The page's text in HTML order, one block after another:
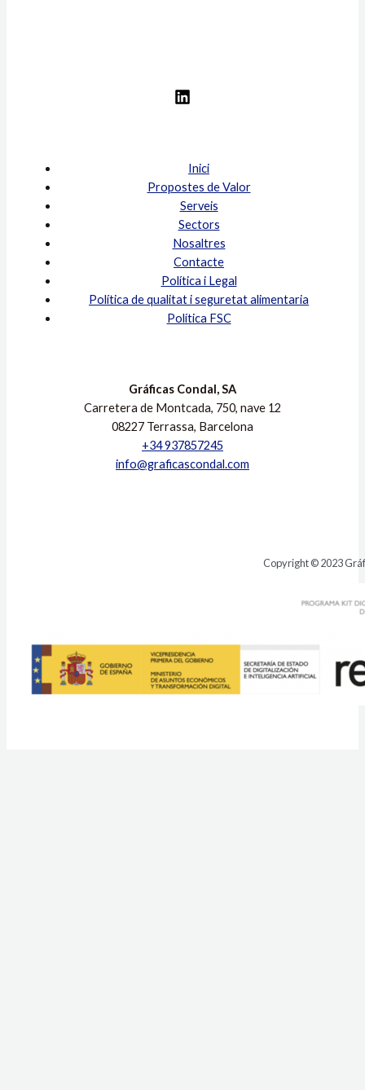
Inici
Propostes de Valor
Serveis
Sectors
Nosaltres
Contacte
Política i Legal
Política de qualitat i seguretat alimentaria
Política FSC
Gráficas Condal, SA
Carretera de Montcada, 750, nave 12
08227 Terrassa, Barcelona
+34 937857245
info@graficascondal.com
Copyright © 2023